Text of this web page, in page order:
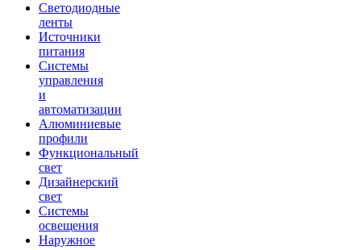
Светодиодные
ленты
Источники
питания
Системы
управления
и
автоматизации
Алюминиевые
профили
Функциональный
свет
Дизайнерский
свет
Системы
освещения
Наружное